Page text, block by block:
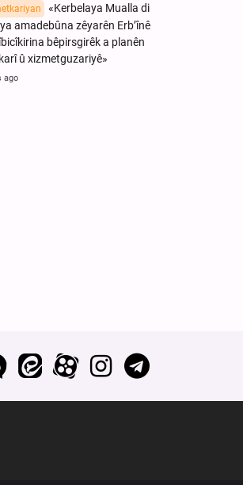
«Kerbelaya Mualla di
amadebûna zêyarên Erb’înê
bêpirsgirêk a planên
û xizmetguzariyê»
ago